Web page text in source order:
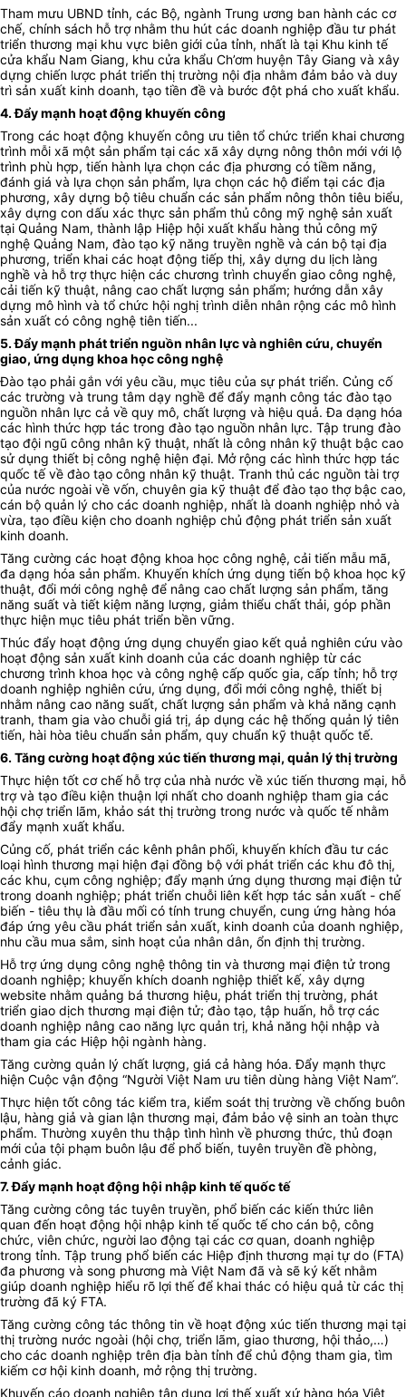
Tham mưu UBND tỉnh, các Bộ, ngành Trung ương ban hành các cơ
chế, chính sách hỗ trợ nhằm thu hút các doanh nghiệp đầu tư phát
triển thương mại khu vực biên giới của tỉnh, nhất là tại Khu kinh tế
cửa khẩu Nam Giang, khu cửa khẩu Ch’ơm huyện Tây Giang và xây
dựng chiến lược phát triển thị trường nội địa nhằm đảm bảo và duy
trì sản xuất kinh doanh, tạo tiền đề và bước đột phá cho xuất khẩu.
4. Đẩy mạnh hoạt động khuyến công
Trong các hoạt động khuyến công ưu tiên tổ chức triển khai chương
trình mỗi xã một sản phẩm tại các xã xây dựng nông thôn mới với lộ
trình phù hợp, tiến hành lựa chọn các địa phương có tiềm năng,
đánh giá và lựa chọn sản phẩm, lựa chọn các hộ điểm tại các địa
phương, xây dựng bộ tiêu chuẩn các sản phẩm nông thôn tiêu biểu,
xây dựng con dấu xác thực sản phẩm thủ công mỹ nghệ sản xuất
tại Quảng Nam, thành lập Hiệp hội xuất khẩu hàng thủ công mỹ
nghệ Quảng Nam, đào tạo kỹ năng truyền nghề và cán bộ tại địa
phương, triển khai các hoạt động tiếp thị, xây dựng du lịch làng
nghề và hỗ trợ thực hiện các chương trình chuyển giao công nghệ,
cải tiến kỹ thuật, nâng cao chất lượng sản phẩm; hướng dẫn xây
dựng mô hình và tổ chức hội nghị trình diễn nhân rộng các mô hình
sản xuất có công nghệ tiên tiến...
5. Đẩy mạnh phát triển nguồn nhân lực và nghiên cứu, chuyển
giao, ứng dụng khoa học công nghệ
Đào tạo phải gắn với yêu cầu, mục tiêu của sự phát triển. Củng cố
các trường và trung tâm dạy nghề để đẩy mạnh công tác đào tạo
nguồn nhân lực cả về quy mô, chất lượng và hiệu quả. Đa dạng hóa
các hình thức hợp tác trong đào tạo nguồn nhân lực. Tập trung đào
tạo đội ngũ công nhân kỹ thuật, nhất là công nhân kỹ thuật bậc cao
sử dụng thiết bị công nghệ hiện đại. Mở rộng các hình thức hợp tác
quốc tế về đào tạo công nhân kỹ thuật. Tranh thủ các nguồn tài trợ
của nước ngoài về vốn, chuyên gia kỹ thuật để đào tạo thợ bậc cao,
cán bộ quản lý cho các doanh nghiệp, nhất là doanh nghiệp nhỏ và
vừa, tạo điều kiện cho doanh nghiệp chủ động phát triển sản xuất
kinh doanh.
Tăng cường các hoạt động khoa học công nghệ, cải tiến mẫu mã,
đa dạng hóa sản phẩm. Khuyến khích ứng dụng tiến bộ khoa học kỹ
thuật, đổi mới công nghệ để nâng cao chất lượng sản phẩm, tăng
năng suất và tiết kiệm năng lượng, giảm thiểu chất thải, góp phần
thực hiện mục tiêu phát triển bền vững.
Thúc đẩy hoạt động ứng dụng chuyển giao kết quả nghiên cứu vào
hoạt động sản xuất kinh doanh của các doanh nghiệp từ các
chương trình khoa học và công nghệ cấp quốc gia, cấp tỉnh; hỗ trợ
doanh nghiệp nghiên cứu, ứng dụng, đổi mới công nghệ, thiết bị
nhằm nâng cao năng suất, chất lượng sản phẩm và khả năng cạnh
tranh, tham gia vào chuỗi giá trị, áp dụng các hệ thống quản lý tiên
tiến, hài hòa tiêu chuẩn sản phẩm, quy chuẩn kỹ thuật quốc tế.
6. Tăng cường hoạt động xúc tiến thương mại, quản lý thị trường
Thực hiện tốt cơ chế hỗ trợ của nhà nước về xúc tiến thương mại, hỗ
trợ và tạo điều kiện thuận lợi nhất cho doanh nghiệp tham gia các
hội chợ triển lãm, khảo sát thị trường trong nước và quốc tế nhằm
đẩy mạnh xuất khẩu.
Củng cố, phát triển các kênh phân phối, khuyến khích đầu tư các
loại hình thương mại hiện đại đồng bộ với phát triển các khu đô thị,
các khu, cụm công nghiệp; đẩy mạnh ứng dụng thương mại điện tử
trong doanh nghiệp; phát triển chuỗi liên kết hợp tác sản xuất - chế
biến - tiêu thụ là đầu mối có tính trung chuyển, cung ứng hàng hóa
đáp ứng yêu cầu phát triển sản xuất, kinh doanh của doanh nghiệp,
nhu cầu mua sắm, sinh hoạt của nhân dân, ổn định thị trường.
Hỗ trợ ứng dụng công nghệ thông tin và thương mại điện tử trong
doanh nghiệp; khuyến khích doanh nghiệp thiết kế, xây dựng
website nhằm quảng bá thương hiệu, phát triển thị trường, phát
triển giao dịch thương mại điện tử; đào tạo, tập huấn, hỗ trợ các
doanh nghiệp nâng cao năng lực quản trị, khả năng hội nhập và
tham gia các Hiệp hội ngành hàng.
Tăng cường quản lý chất lượng, giá cả hàng hóa. Đẩy mạnh thực
hiện Cuộc vận động “Người Việt Nam ưu tiên dùng hàng Việt Nam”.
Thực hiện tốt công tác kiểm tra, kiểm soát thị trường về chống buôn
lậu, hàng giả và gian lận thương mại, đảm bảo vệ sinh an toàn thực
phẩm. Thường xuyên thu thập tình hình về phương thức, thủ đoạn
mới của tội phạm buôn lậu để phổ biến, tuyên truyền đề phòng,
cảnh giác.
7. Đẩy mạnh hoạt động hội nhập kinh tế quốc tế
Tăng cường công tác tuyên truyền, phổ biến các kiến thức liên
quan đến hoạt động hội nhập kinh tế quốc tế cho cán bộ, công
chức, viên chức, người lao động tại các cơ quan, doanh nghiệp
trong tỉnh. Tập trung phổ biến các Hiệp định thương mại tự do (FTA)
đa phương và song phương mà Việt Nam đã và sẽ ký kết nhằm
giúp doanh nghiệp hiểu rõ lợi thế để khai thác có hiệu quả từ các thị
trường đã ký FTA.
Tăng cường công tác thông tin về hoạt động xúc tiến thương mại tại
thị trường nước ngoài (hội chợ, triển lãm, giao thương, hội thảo,…)
cho các doanh nghiệp trên địa bàn tỉnh để chủ động tham gia, tìm
kiếm cơ hội kinh doanh, mở rộng thị trường.
Khuyến cáo doanh nghiệp tận dụng lợi thế xuất xứ hàng hóa Việt